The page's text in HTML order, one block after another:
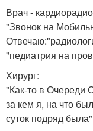
Врач -
"Звонок на
"педиатрия на
Хирург:
"Как-то в Очереди
за кем я, на что
суток подряд